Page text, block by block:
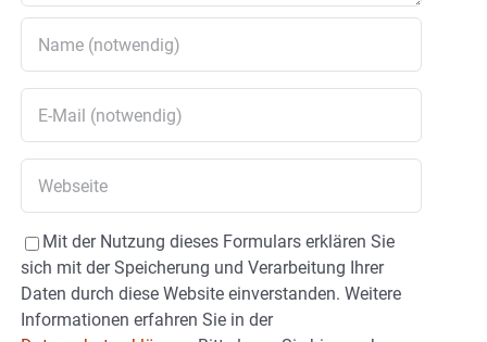
Mit der Nutzung dieses Formulars erklären Sie
sich mit der Speicherung und Verarbeitung Ihrer
Daten durch diese Website einverstanden. Weitere
Informationen erfahren Sie in der